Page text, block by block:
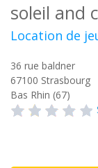
soleil and
Location de
36 rue baldner
67100 Strasbourg
Bas Rhin (67)